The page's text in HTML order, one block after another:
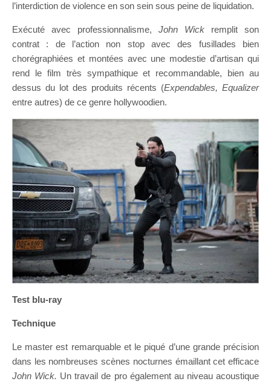
l’interdiction de violence en son sein sous peine de liquidation.
Exécuté avec professionnalisme, John Wick remplit son
contrat : de l’action non stop avec des fusillades bien
chorégraphiées et montées avec une modestie d’artisan qui
rend le film très sympathique et recommandable, bien au
dessus du lot des produits récents (Expendables, Equalizer
entre autres) de ce genre hollywoodien.
Test blu-ray
Technique
Le master est remarquable et le piqué d’une grande précision
dans les nombreuses scènes nocturnes émaillant cet efficace
John Wick. Un travail de pro également au niveau acoustique